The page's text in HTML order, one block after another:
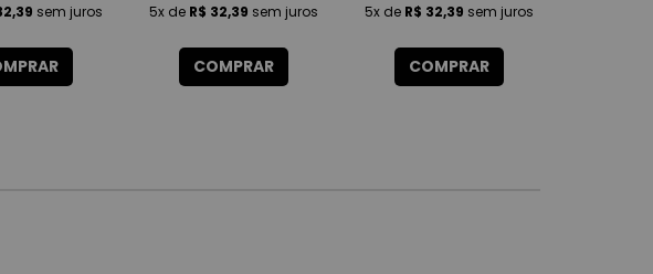
sem juros 5x de R$ 32,39 sem juros
COMPRAR
5x de R$ 32,39 sem juros
COMPRAR